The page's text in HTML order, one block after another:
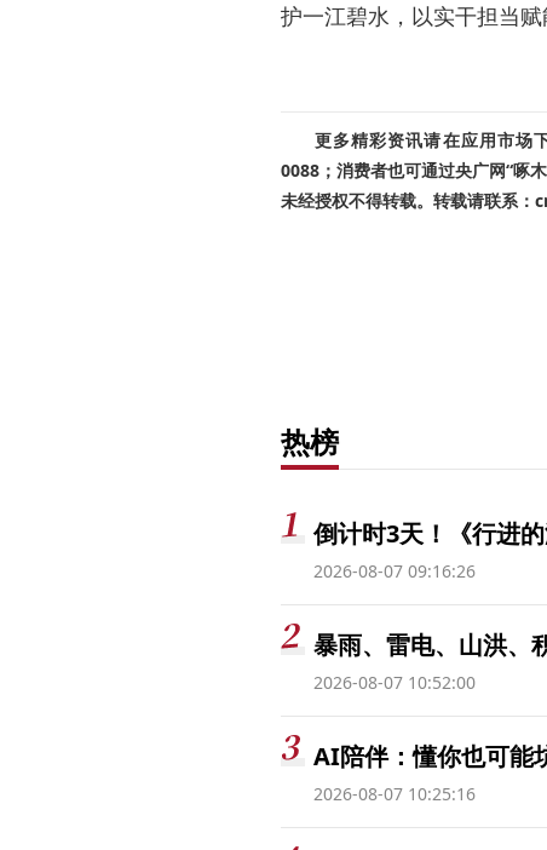
护一江碧水，以实干担当
更多精彩资讯请在应用市场
0088；消费者也可通过央广网“啄
未经授权不得转载。转载请联系：
热榜
倒计时3天！《行进
2026-08-07 09:16:26
暴雨、雷电、山洪、
2026-08-07 10:52:00
AI陪伴：懂你也可能
2026-08-07 10:25:16